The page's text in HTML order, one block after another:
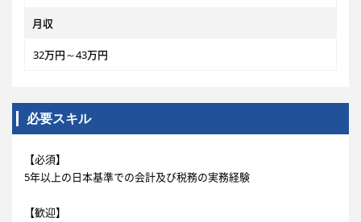
月収
32万円～43万円
必要スキル
【必須】
5年以上の日本基準での会計及び税務の実務経験
【歓迎】